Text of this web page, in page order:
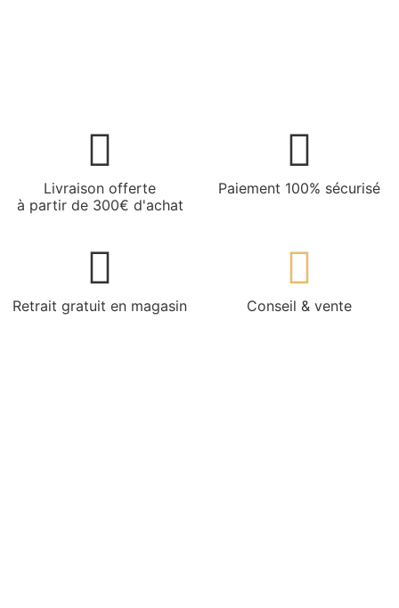
Livraison offerte
à partir de 300€ d'achat
Paiement 100% sécurisé
Retrait gratuit en magasin Conseil & vente